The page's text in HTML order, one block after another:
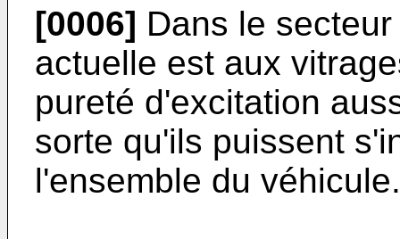
[0006] Dans le
actuelle est aux
pureté d'excitation
sorte qu'ils puissent
l'ensemble du véhicule.